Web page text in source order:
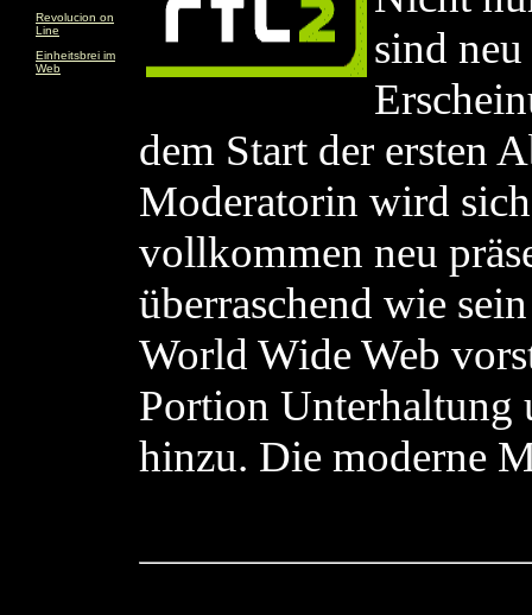
Revolucion on
Line
Einheitsbrei im
Web
sind
dem Start der ersten
Moderatorin wird
vollkommen neu
überraschend wie
World Wide Web
Portion Unterhaltung
hinzu. Die moderne